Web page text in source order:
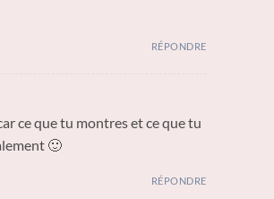
RÉPONDRE
ce que tu montres et ce que tu
🙂
RÉPONDRE